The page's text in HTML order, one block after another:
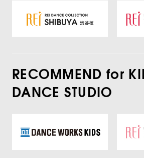
RECOMMEND for
DANCE STUDIO